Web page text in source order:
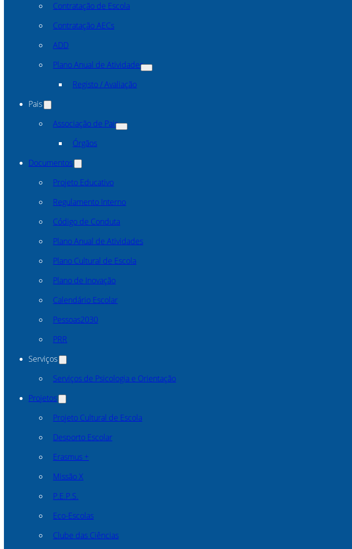
Contratação de Escola
Contratação AECs
ADD
Plano Anual de Atividades
Registo / Avaliação
Pais
Associação de Pais
Órgãos
Documentos
Projeto Educativo
Regulamento Interno
Código de Conduta
Plano Anual de Atividades
Plano Cultural de Escola
Plano de Inovação
Calendário Escolar
Pessoas2030
PRR
Serviços
Serviços de Psicologia e Orientação
Projetos
Projeto Cultural de Escola
Desporto Escolar
Erasmus +
Missão X
P.E.P.S.
Eco-Escolas
Clube das Ciências